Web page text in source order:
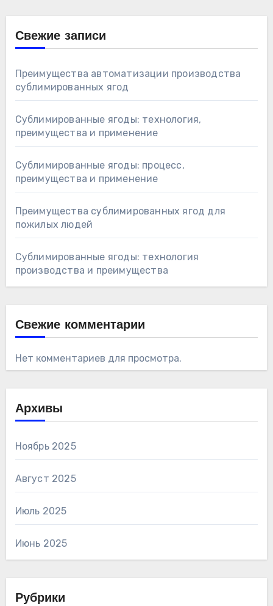
Свежие записи
Преимущества автоматизации производства
сублимированных ягод
Сублимированные ягоды: технология,
преимущества и применение
Сублимированные ягоды: процесс,
преимущества и применение
Преимущества сублимированных ягод для
пожилых людей
Сублимированные ягоды: технология
производства и преимущества
Свежие комментарии
Нет комментариев для просмотра.
Архивы
Ноябрь 2025
Август 2025
Июль 2025
Июнь 2025
Рубрики